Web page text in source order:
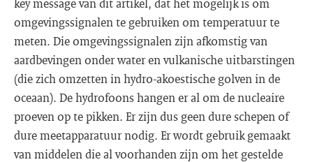
key message van dit artikel, dat het mogelijk is om
omgevingssignalen te gebruiken om temperatuur te
meten. Die omgevingssignalen zijn afkomstig van
aardbevingen onder water en vulkanische uitbarstingen
(die zich omzetten in hydro-akoestische golven in de
oceaan). De hydrofoons hangen er al om de nucleaire
proeven op te pikken. Er zijn dus geen dure schepen of
dure meetapparatuur nodig. Er wordt gebruik gemaakt
van middelen die al voorhanden zijn om het gestelde